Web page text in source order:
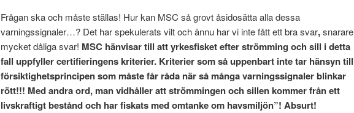
Frågan ska och måste ställas! Hur kan MSC så grovt åsidosätta alla dessa
varningssignaler…? Det har spekulerats vilt och ännu har vi inte fått ett bra svar,snarare
mycket dåliga svar! MSC hänvisar till att yrkesfisket efter strömming och sill i detta
fall uppfyller certifieringens kriterier. Kriterier som så uppenbart inte tar hänsyn till
försiktighetsprincipen som måste får råda när så många varningssignaler blinkar
rött!!! Med andra ord, man vidhåller att strömmingen och sillen kommer från ett
livskraftigt bestånd och har fiskats med omtanke om havsmiljön”! Absurt!